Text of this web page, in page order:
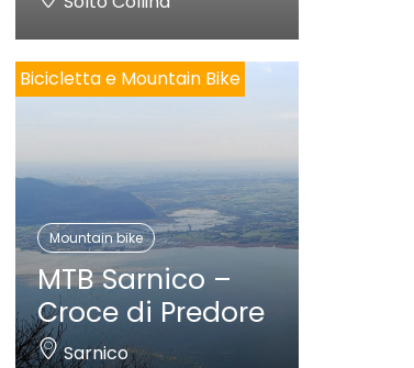
Bicicletta e Mountain Bike
Mountain bike
MTB Sarnico –
Croce di Predore
Sarnico